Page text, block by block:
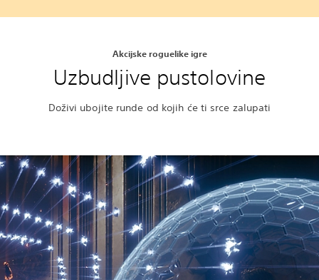
Akcijske roguelike igre
Uzbudljive pustolovine
Doživi ubojite runde od kojih će ti srce zalupati